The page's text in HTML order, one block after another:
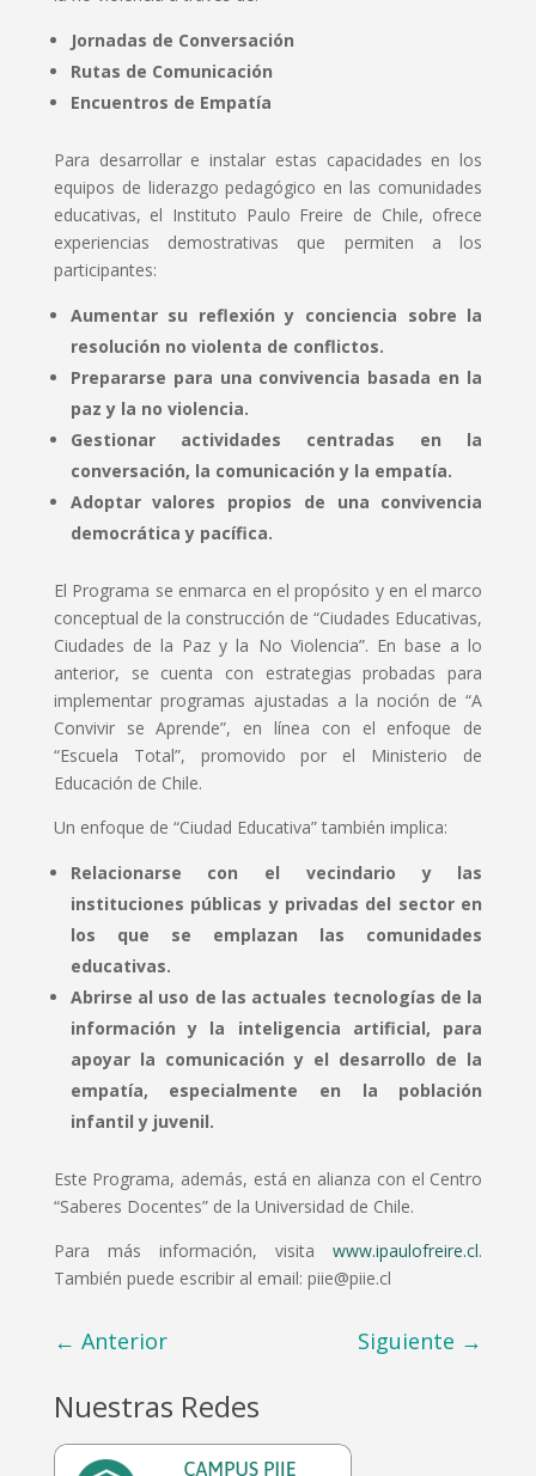
Jornadas de Conversación
Rutas de Comunicación
Encuentros de Empatía
Para desarrollar e instalar estas capacidades en los
equipos de liderazgo pedagógico en las comunidades
educativas, el Instituto Paulo Freire de Chile, ofrece
experiencias demostrativas que permiten a los
participantes:
Aumentar su reflexión y conciencia sobre la
resolución no violenta de conflictos.
Prepararse para una convivencia basada en la
paz y la no violencia.
Gestionar actividades centradas en la
conversación, la comunicación y la empatía.
Adoptar valores propios de una convivencia
democrática y pacífica.
El Programa se enmarca en el propósito y en el marco
conceptual de la construcción de “Ciudades Educativas,
Ciudades de la Paz y la No Violencia”. En base a lo
anterior, se cuenta con estrategias probadas para
implementar programas ajustadas a la noción de “A
Convivir se Aprende”, en línea con el enfoque de
“Escuela Total”, promovido por el Ministerio de
Educación de Chile.
Un enfoque de “Ciudad Educativa” también implica:
Relacionarse con el vecindario y las
instituciones públicas y privadas del sector en
los que se emplazan las comunidades
educativas.
Abrirse al uso de las actuales tecnologías de la
información y la inteligencia artificial, para
apoyar la comunicación y el desarrollo de la
empatía, especialmente en la población
infantil y juvenil.
Este Programa, además, está en alianza con el Centro
“Saberes Docentes” de la Universidad de Chile.
Para más información, visitawww.ipaulofreire.cl.
También puede escribir al email: piie@piie.cl
← Anterior Siguiente →
Nuestras Redes